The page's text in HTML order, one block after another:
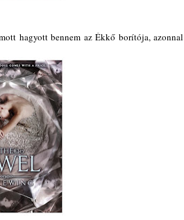
hagyott bennem az Ékkő borítója, azonnal